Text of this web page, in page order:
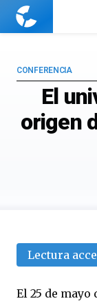
Cuaderno
El
origen
CONFERENCIA
Lectura
El 25 de mayo